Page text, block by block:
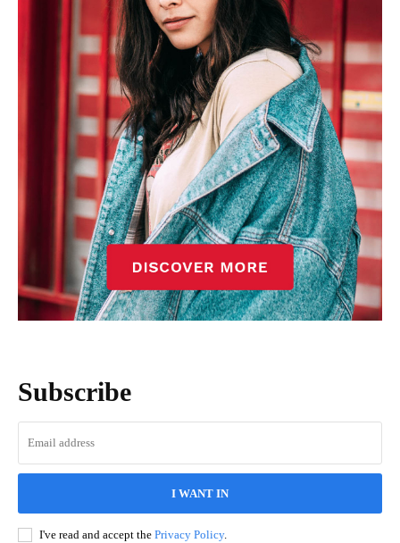
Subscribe
I WANT IN
I've read and accept the Privacy Policy.